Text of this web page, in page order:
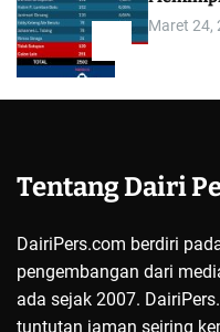
Maret 24,
Tentang Dairi
DairiPers.com berdiri
pengembangan dari
ada sejak 2007.
tuntutan jaman seiring